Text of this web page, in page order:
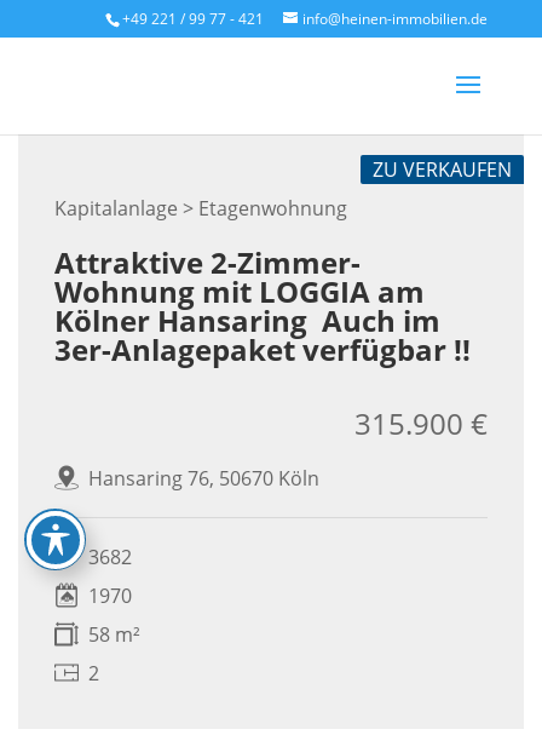
+49 221 / 99 77 - 421 info@heinen-immobilien.de
Kapitalanlage > Etagenwohnung
ZU VERKAUFEN
Attraktive 2-Zimmer-
Wohnung mit LOGGIA am
Kölner Hansaring  Auch im
3er-Anlagepaket verfügbar !!
Hansaring 76, 50670 Köln
315.900 €
3682
1970
58 m²
2